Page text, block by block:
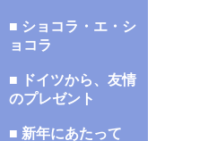
■ ショコラ・エ・シ
ョコラ
■ ドイツから、友情
のプレゼント
■ 新年にあたって